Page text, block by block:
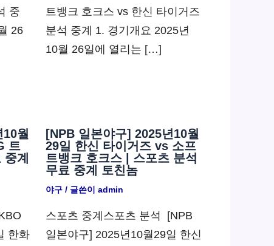
중
26
트뱅크 호크스 vs 한신 타이거즈
분석 중계 1. 경기개요 2025년
10월 26일에 열리는 […]
월
트
계
한화
[NPB 일본야구] 2025년10월
29일 한신 타이거즈 vs 소프
트뱅크 호크스 | 스포츠 분석
무료 중계 토친놈
야구 / 글쓴이admin
스포츠 중계스포츠 분석 ​ [NPB
일본야구] 2025년10월29일 한신